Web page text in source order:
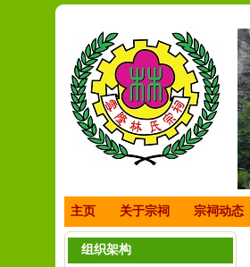
主页 关于宗祠 宗祠动态
组织架构